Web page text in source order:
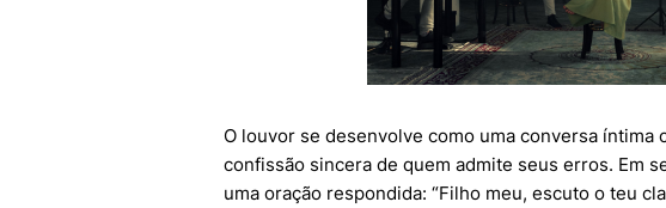
O louvor se desenvolve como uma conversa íntima
confissão sincera de quem admite seus erros. Em
uma oração respondida: “Filho meu, escuto o teu